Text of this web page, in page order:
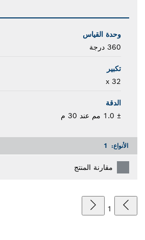
وحدة القياس
360 درجة
تكبير
32 x
الدقة
± 1.0 مم عند 30 م
الأنواع: 1
مقارنة المنتج
1